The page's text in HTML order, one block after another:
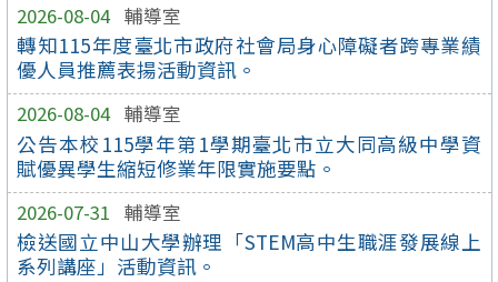
2026-08-04 輔導室
轉知115年度臺北市政府社會局身心障礙者跨專業績
優人員推薦表揚活動資訊。
2026-08-04 輔導室
公告本校115學年第1學期臺北市立大同高級中學資
賦優異學生縮短修業年限實施要點。
2026-07-31 輔導室
檢送國立中山大學辦理「STEM高中生職涯發展線上
系列講座」活動資訊。